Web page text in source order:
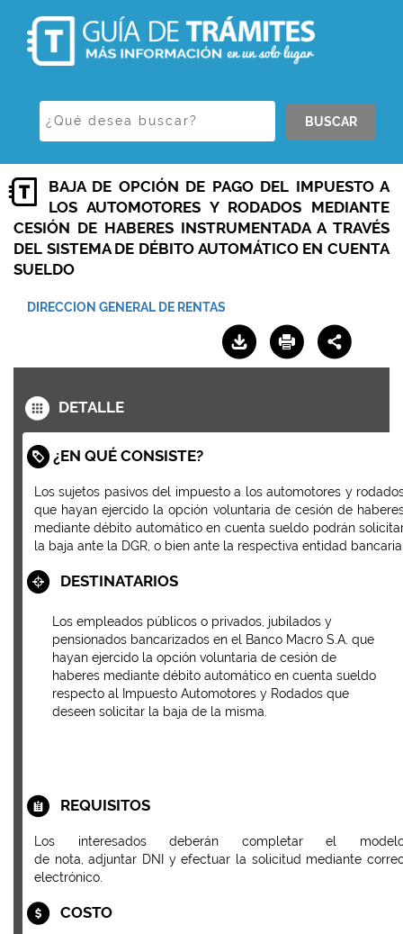
BUSCAR
BAJA DE OPCIÓN DE PAGO DEL IMPUESTO A
LOS AUTOMOTORES Y RODADOS MEDIANTE
CESIÓN DE HABERES INSTRUMENTADA A TRAVÉS
DEL SISTEMA DE DÉBITO AUTOMÁTICO EN CUENTA
SUELDO
DIRECCION GENERAL DE RENTAS
DETALLE
¿EN QUÉ CONSISTE?
Los sujetos pasivos del impuesto a los automotores y
que hayan ejercido la opción voluntaria de cesión de
mediante débito automático en cuenta sueldo podrán
la baja ante la DGR, o bien ante la respectiva entidad
DESTINATARIOS
Los empleados públicos o privados, jubilados y
pensionados bancarizados en el Banco Macro S.A. que
hayan ejercido la opción voluntaria de cesión de
haberes mediante débito automático en cuenta sueldo
respecto al Impuesto Automotores y Rodados que
deseen solicitar la baja de la misma.
REQUISITOS
Los interesados deberán completar el
de nota, adjuntar DNI y efectuar la solicitud mediante
electrónico.
COSTO